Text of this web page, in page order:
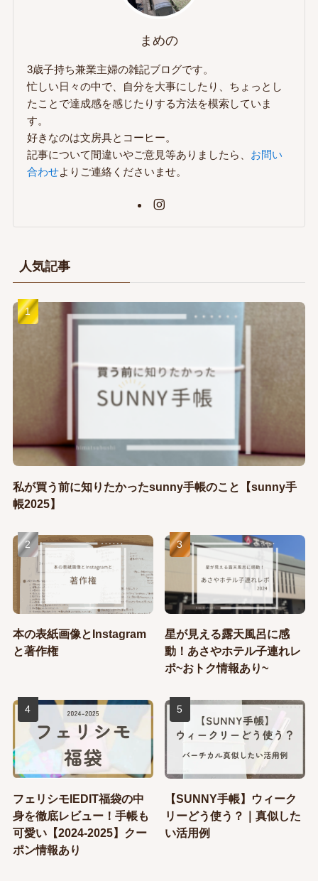
まめの
3歳子持ち兼業主婦の雑記ブログです。
忙しい日々の中で、自分を大事にしたり、ちょっとし
たことで達成感を感じたりする方法を模索していま
す。
好きなのは文房具とコーヒー。
記事について間違いやご意見等ありましたら、 お問い
合わせよりご連絡くださいませ。
人気記事
私が買う前に知りたかったsunny手帳のこと【sunny手
帳2025】
本の表紙画像とInstagram
と著作権
星が見える露天風呂に感
動！あさやホテル子連れレ
ポ~おトク情報あり~
フェリシモIEDIT福袋の中
身を徹底レビュー！手帳も
可愛い【2024-2025】クー
ポン情報あり
【SUNNY手帳】ウィーク
リーどう使う？｜真似した
い活用例